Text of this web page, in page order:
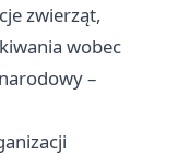
zwierząt,
wobec
–